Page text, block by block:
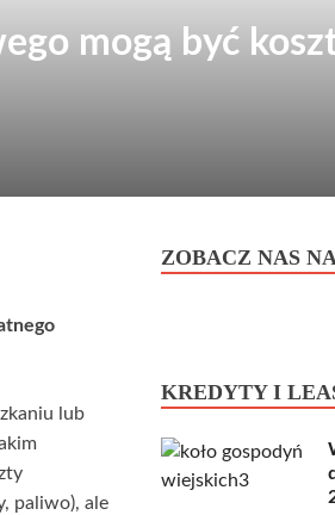
mogą być
lub
paliwo), ale
ZOBACZ NAS
KREDYTY I